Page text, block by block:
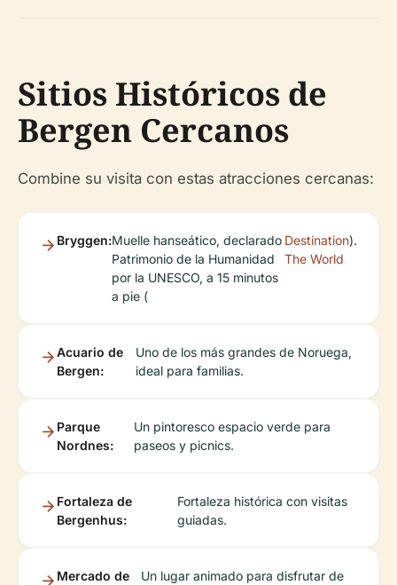
Sitios Históricos de
Bergen Cercanos
Combine su visita con estas atracciones cercanas:
Bryggen:Muelle hanseático, declarado
Patrimonio de la Humanidad
por la UNESCO, a 15 minutos
a pie (
Destination
The World
).
Acuario de
Bergen:
Uno de los más grandes de Noruega,
ideal para familias.
Parque
Nordnes:
Un pintoresco espacio verde para
paseos y picnics.
Fortaleza de
Bergenhus:
Fortaleza histórica con visitas
guiadas.
Mercado de
Un lugar animado para disfrutar de